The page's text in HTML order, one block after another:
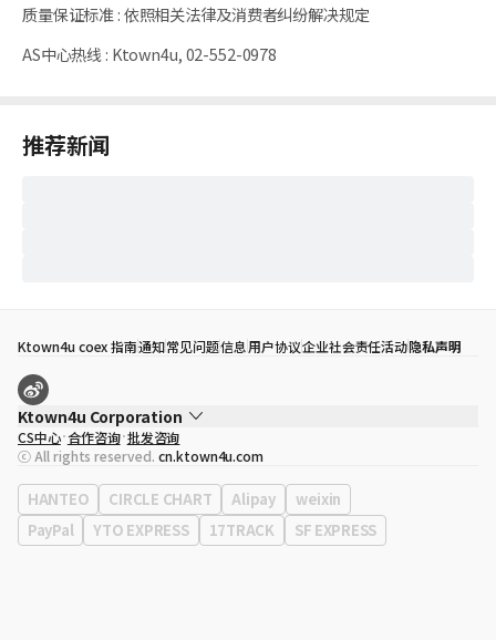
质量保证标准 :依照相关法律及消费者纠纷解决规定
AS中心热线 : Ktown4u, 02-552-0978
推荐新闻
Ktown4u coex 指南通知常见问题信息用户协议企业社会责任活动隐私声明
Ktown4u Corporation
代表
宋効珉
营业执照 120-87-71116
公司地址 首尔特别市 江南区 岭东大路 513号 3楼 （三成洞， coex)
CS中心 合作咨询 批发咨询
ⓒ All rights reserved. cn.ktown4u.com
HANTEO CIRCLE CHART Alipay
weixin
PayPal
YTO EXPRESS 17TRACK SF EXPRESS